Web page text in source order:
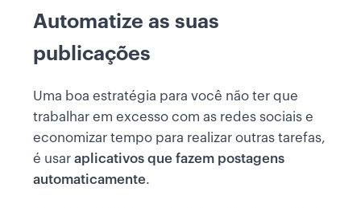
Automatize as suas
publicações
Uma boa estratégia para você não ter que
trabalhar em excesso com as redes sociais e
economizar tempo para realizar outras tarefas,
é usar aplicativos que fazem postagens
automaticamente.